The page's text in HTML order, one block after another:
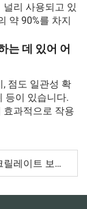
리 사용되고 있
약 90%를 차지
는 데 있어 어
점도 일관성 확
등이 있습니다.
효과적으로 작용
옥틸 아크릴레이트 보관 및 취급 팁